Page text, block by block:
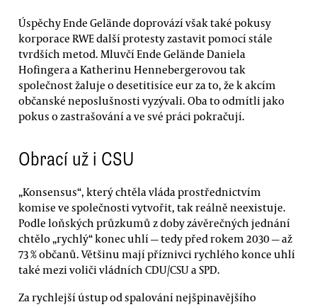
Úspěchy Ende Gelände doprovází však také pokusy
korporace RWE další protesty zastavit pomocí stále
tvrdších metod. Mluvčí Ende Gelände Daniela
Hofingera a Katherinu Hennebergerovou tak
společnost žaluje o desetitisíce eur za to, že k akcím
občanské neposlušnosti vyzývali. Oba to odmítli jako
pokus o zastrašování a ve své práci pokračují.
Obrací už i CSU
„Konsensus“, který chtěla vláda prostřednictvím
komise ve společnosti vytvořit, tak reálně neexistuje.
Podle loňských průzkumů z doby závěrečných jednání
chtělo „rychlý“ konec uhlí — tedy před rokem 2030 — až
73 % občanů. Většinu mají příznivci rychlého konce uhlí
také mezi voliči vládních CDU/CSU a SPD.
Za rychlejší ústup od spalování nejšpinavějšího